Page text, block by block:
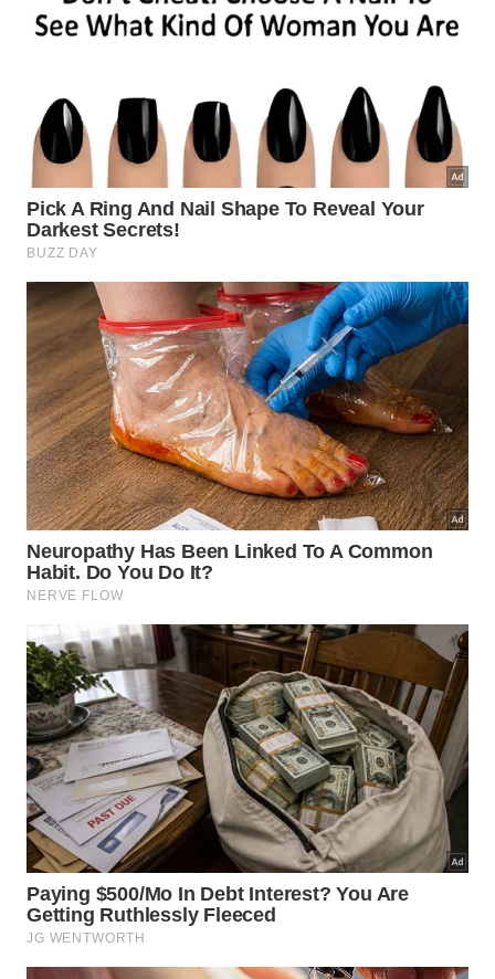
África, que pretende restaurar 100 milhões de
hectares de terras degradadas numa faixa de 8 mil
semelhantes de contenção da desertificação por
meio de vegetação planejada.
O Brasil, por meio da Embrapa, compartilha
tecnologias de manejo de solos áridos com
países africanos que enfrentam avanço do
deserto sobre terras agrícolas.
Israel e partes do Oriente Médio utilizam técnicas
de irrigação combinadas com reflorestamento
para recuperar áreas degradadas em climas
extremamente secos.
A Índia conduz programas de plantio em larga
escala em regiões semiáridas do Rajastão,
inspirados parcialmente pelo modelo chinês.
A confirmação pela ciência de que 66 bilhões de
árvores conseguem transformar um deserto em
sumidouro de carbono não resolve sozinha a crise
climática, mas prova que a ação humana em escala
continental pode reverter processos que pareciam
irreversíveis. Para a comunidade científica, o estudo
publicado no PNAS é mais do que um resultado
animador: é a evidência de que investir em soluções
de longo prazo, mesmo quando os resultados
demoram décadas para aparecer, pode mudar
fundamentalmente a relação entre a humanidade e o
planeta.